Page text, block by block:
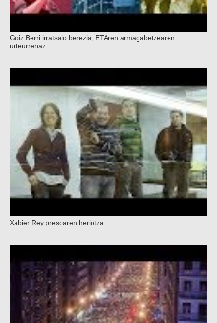
Goiz Berri irratsaio berezia, ETAren armagabetzearen
urteurrenaz
Xabier Rey presoaren heriotza